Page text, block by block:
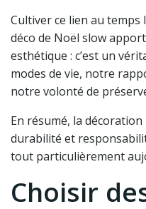
Cultiver ce lien au temps
déco de Noël slow
esthétique : c’est un
modes de vie, notre
notre volonté de
En résumé, la
durabilité et
tout particulièrement
Choisir